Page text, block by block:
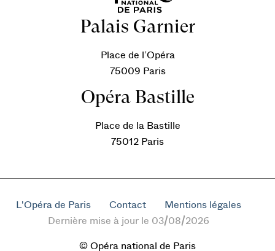
Palais Garnier
Place de l’Opéra
75009 Paris
Opéra Bastille
Place de la Bastille
75012 Paris
L'Opéra de Paris Contact
Mentions légales
Dernière mise à jour le 03/08/2026
© Opéra national de Paris